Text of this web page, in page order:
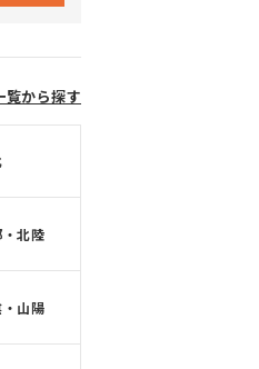
覧から探す
・北陸
・山陽